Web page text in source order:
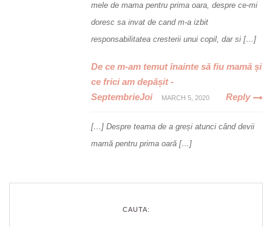
mele de mama pentru prima oara, despre ce-mi
doresc sa invat de cand m-a izbit
responsabilitatea cresterii unui copil, dar si […]
De ce m-am temut înainte să fiu mamă și
ce frici am depășit -
SeptembrieJoi
MARCH 5, 2020 Reply
[…] Despre teama de a greși atunci când devii
mamă pentru prima oară […]
CAUTA: